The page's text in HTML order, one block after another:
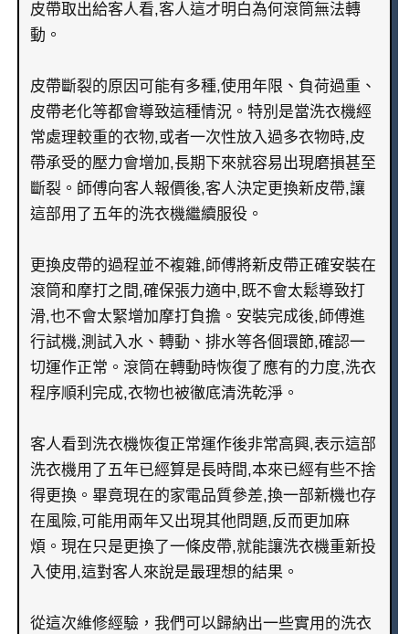
皮帶取出給客人看,客人這才明白為何滾筒無法轉
動。
皮帶斷裂的原因可能有多種,使用年限、負荷過重、
皮帶老化等都會導致這種情況。特別是當洗衣機經
常處理較重的衣物,或者一次性放入過多衣物時,皮
帶承受的壓力會增加,長期下來就容易出現磨損甚至
斷裂。師傅向客人報價後,客人決定更換新皮帶,讓
這部用了五年的洗衣機繼續服役。
更換皮帶的過程並不複雜,師傅將新皮帶正確安裝在
滾筒和摩打之間,確保張力適中,既不會太鬆導致打
滑,也不會太緊增加摩打負擔。安裝完成後,師傅進
行試機,測試入水、轉動、排水等各個環節,確認一
切運作正常。滾筒在轉動時恢復了應有的力度,洗衣
程序順利完成,衣物也被徹底清洗乾淨。
客人看到洗衣機恢復正常運作後非常高興,表示這部
洗衣機用了五年已經算是長時間,本來已經有些不捨
得更換。畢竟現在的家電品質參差,換一部新機也存
在風險,可能用兩年又出現其他問題,反而更加麻
煩。現在只是更換了一條皮帶,就能讓洗衣機重新投
入使用,這對客人來說是最理想的結果。
從這次維修經驗，我們可以歸納出一些實用的洗衣